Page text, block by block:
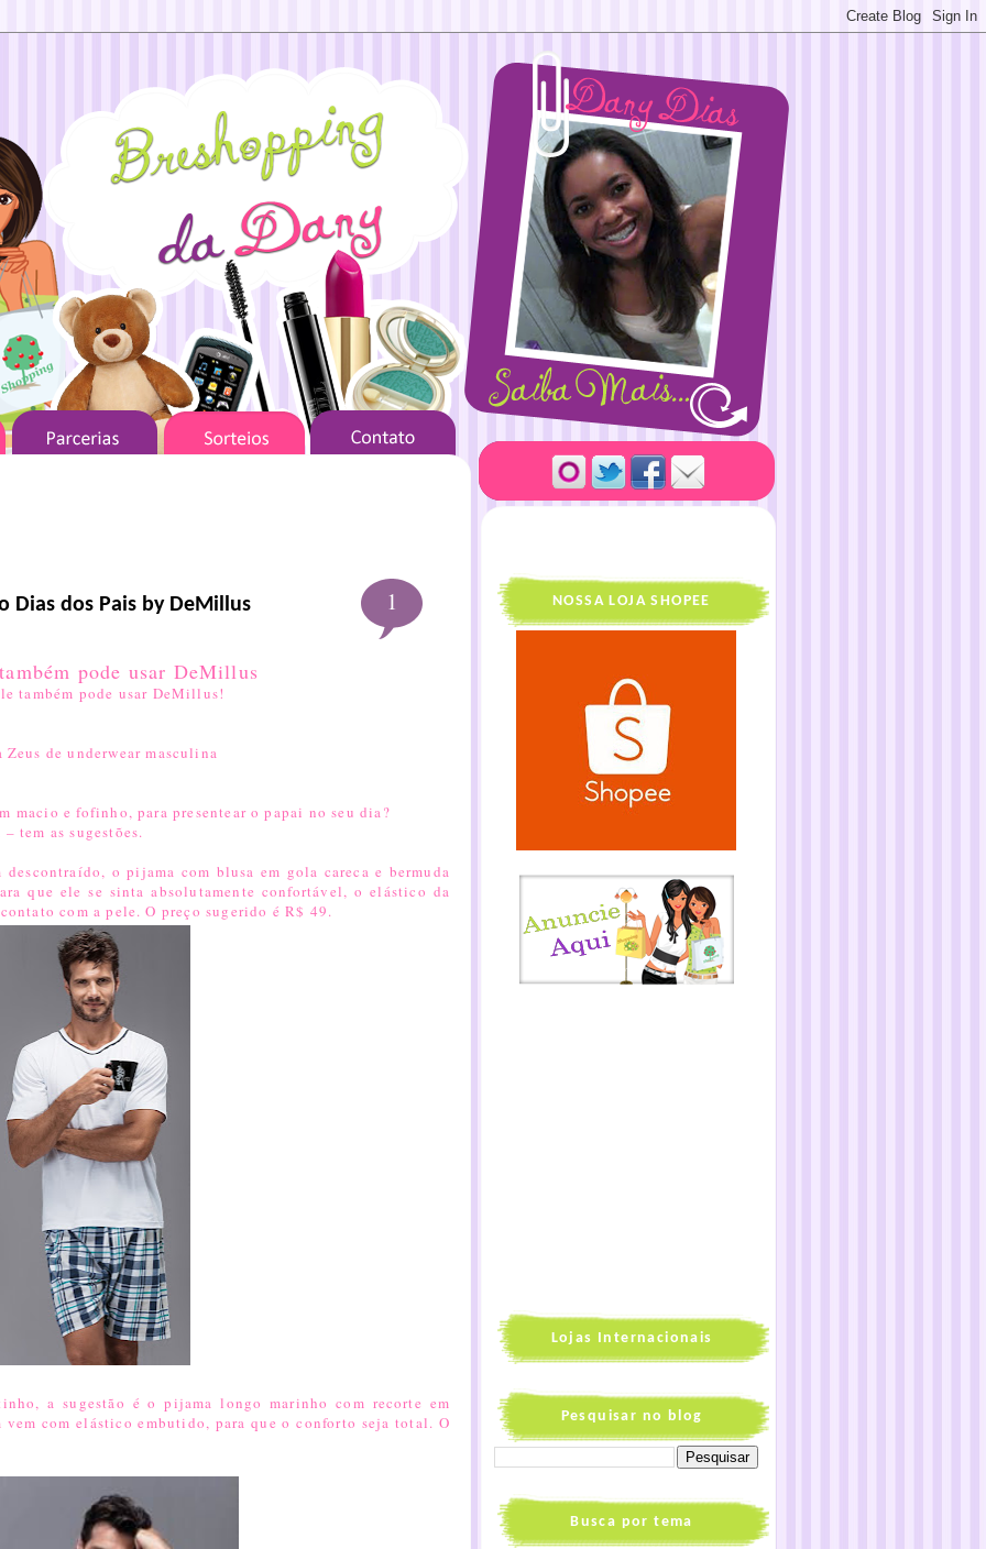
1
Dias dos Pais by DeMillus
também pode usar DeMillus!
Zeus de underwear masculina
macio e fofinho, para presentear o papai no seu dia?
tem as sugestões.
descontraído, opijama com blusa em gola careca e bermuda
que ele se sinta absolutamente confortável, o elástico da
com a pele. O preço sugerido é R$ 49.
a sugestão é opijama longo marinho com recorte em
vem com elástico embutido, para que o conforto seja total. O
NOSSA LOJA SHOPEE
Lojas Internacionais
Pesquisar no blog
Busca por tema